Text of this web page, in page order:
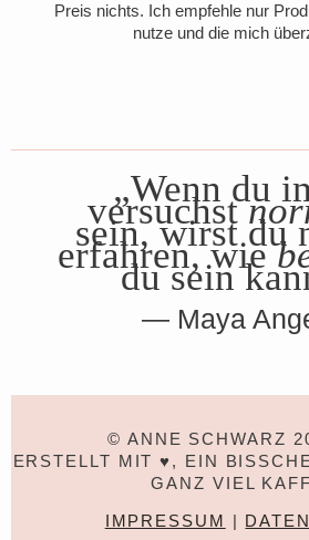
Preis nichts. Ich empfehle nur
nutze und die mich
„Wenn du
versuchst
sein, wirst du
erfahren, wie
du sein
Maya
© ANNE SCHWARZ
ERSTELLT MIT ♥, EIN
GANZ VIEL
IMPRESSUM |